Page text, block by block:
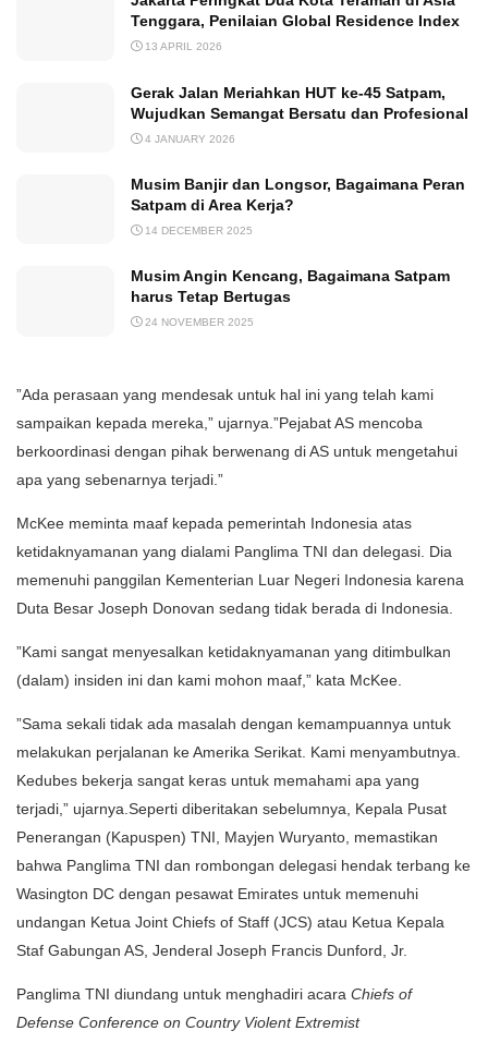
Tenggara, Penilaian Global Residence Index
13 APRIL 2026
Gerak Jalan Meriahkan HUT ke-45 Satpam,
Wujudkan Semangat Bersatu dan Profesional
4 JANUARY 2026
Musim Banjir dan Longsor, Bagaimana Peran
Satpam di Area Kerja?
14 DECEMBER 2025
Musim Angin Kencang, Bagaimana Satpam
harus Tetap Bertugas
24 NOVEMBER 2025
”Ada perasaan yang mendesak untuk hal ini yang telah kami
sampaikan kepada mereka,” ujarnya.”Pejabat AS mencoba
berkoordinasi dengan pihak berwenang di AS untuk mengetahui
apa yang sebenarnya terjadi.”
McKee meminta maaf kepada pemerintah Indonesia atas
ketidaknyamanan yang dialami Panglima TNI dan delegasi. Dia
memenuhi panggilan Kementerian Luar Negeri Indonesia karena
Duta Besar Joseph Donovan sedang tidak berada di Indonesia.
”Kami sangat menyesalkan ketidaknyamanan yang ditimbulkan
(dalam) insiden ini dan kami mohon maaf,” kata McKee.
”Sama sekali tidak ada masalah dengan kemampuannya untuk
melakukan perjalanan ke Amerika Serikat. Kami menyambutnya.
Kedubes bekerja sangat keras untuk memahami apa yang
terjadi,” ujarnya.Seperti diberitakan sebelumnya, Kepala Pusat
Penerangan (Kapuspen) TNI, Mayjen Wuryanto, memastikan
bahwa Panglima TNI dan rombongan delegasi hendak terbang ke
Wasington DC dengan pesawat Emirates untuk memenuhi
undangan Ketua Joint Chiefs of Staff (JCS) atau Ketua Kepala
Staf Gabungan AS, Jenderal Joseph Francis Dunford, Jr.
Panglima TNI diundang untuk menghadiri acara Chiefs of
Defense Conference on Country Violent Extremist